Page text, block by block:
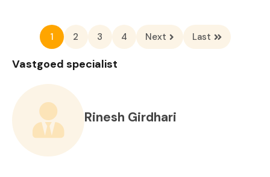
1 2 3 4 Next Last
Vastgoed specialist
Rinesh Girdhari